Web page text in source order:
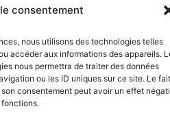
consentement
nous utilisons des technologies telles
accéder aux informations des appareils.
nous permettra de traiter des données
ou les ID uniques sur ce site. Le fait
consentement peut avoir un effet
offre